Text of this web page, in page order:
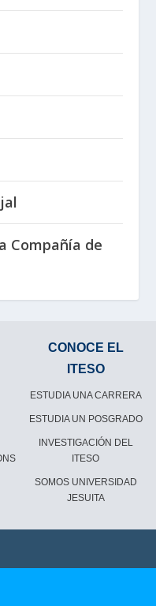
Compañía de
CONOCE EL
ITESO
ESTUDIA UNA CARRERA
ESTUDIA UN POSGRADO
INVESTIGACIÓN DEL
ITESO
SOMOS UNIVERSIDAD
JESUITA